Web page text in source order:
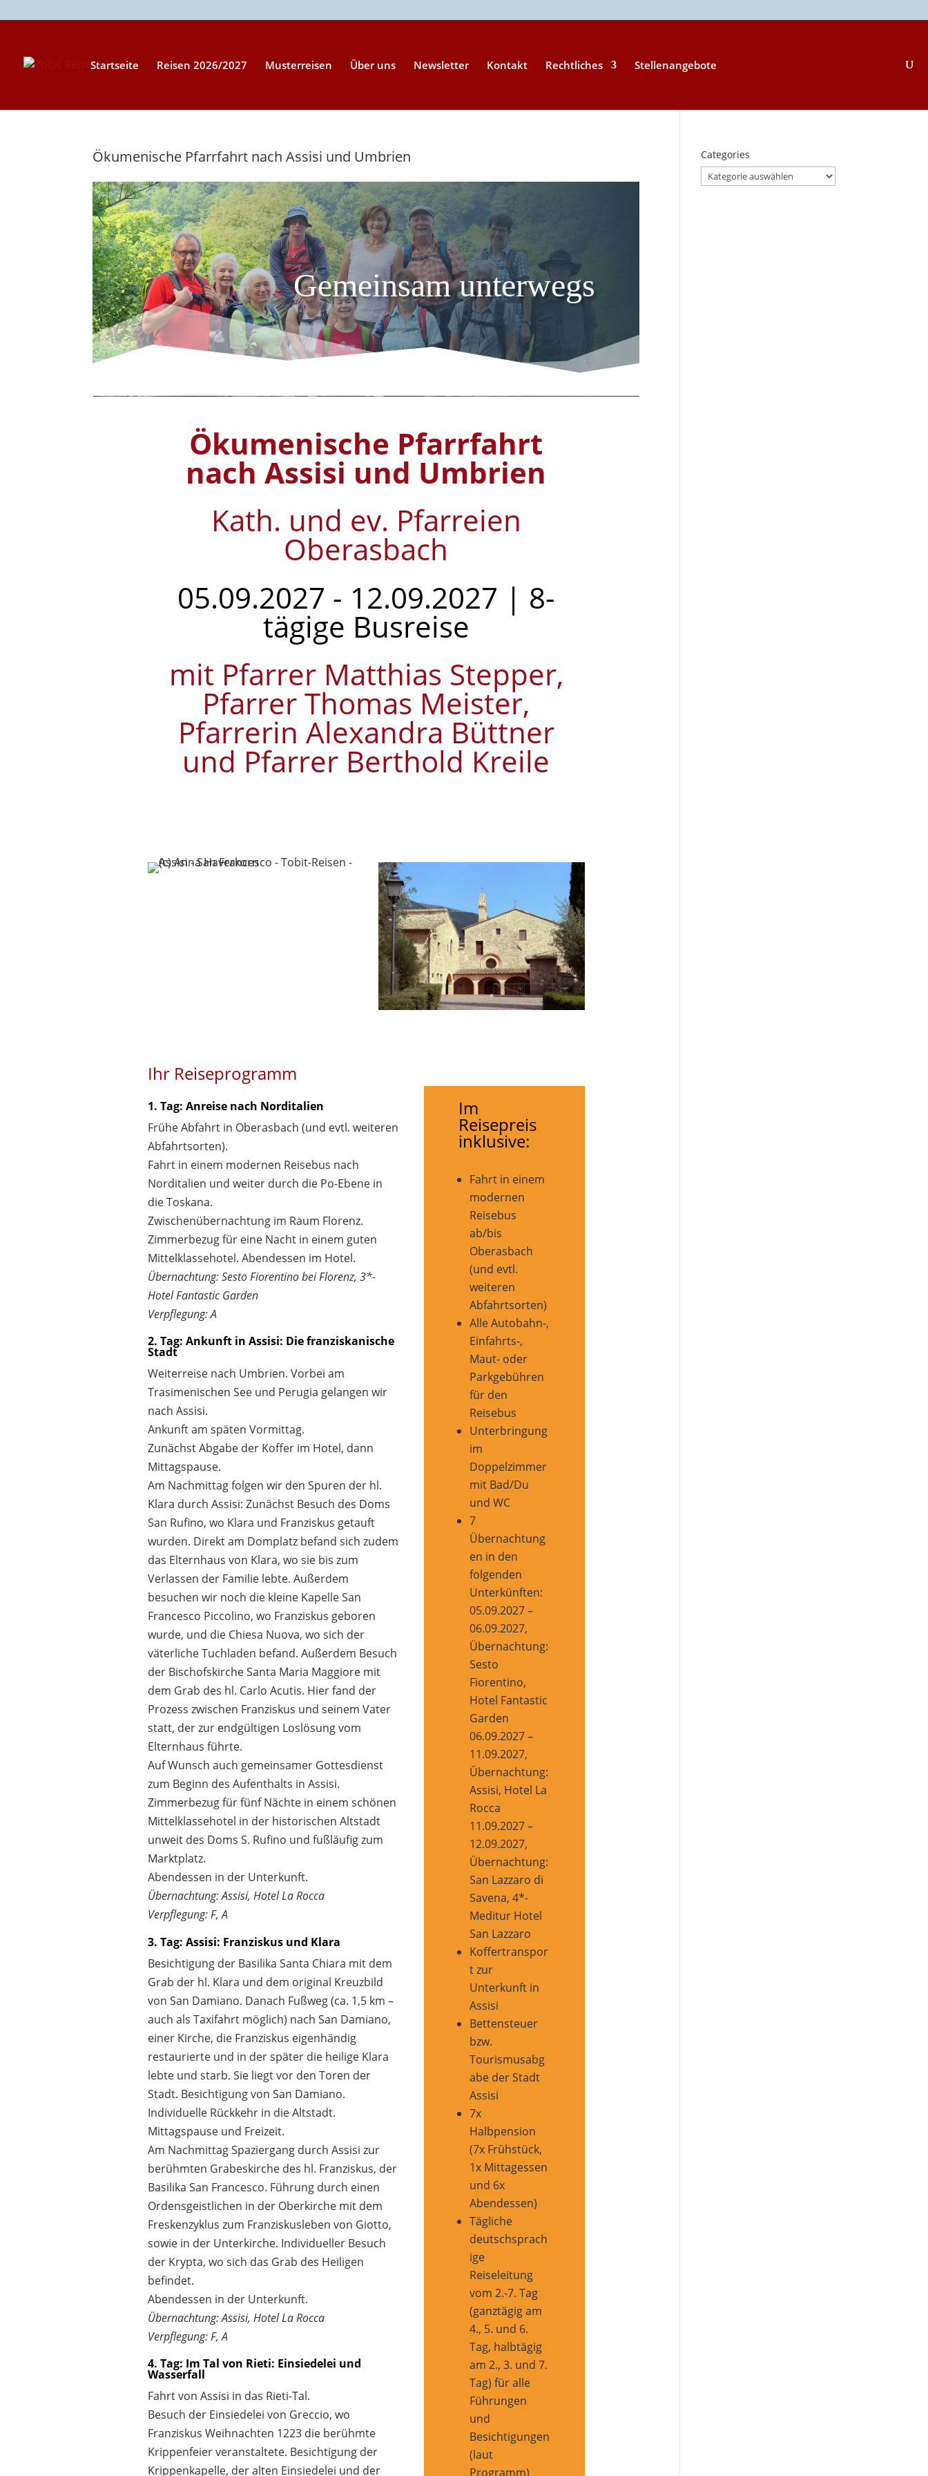
Startseite Reisen 2026/2027 Musterreisen Über uns Newsletter Kontakt Rechtliches Stellenangebote
Ökumenische Pfarrfahrt nach Assisi und Umbrien
Gemeinsam unterwegs
Ökumenische Pfarrfahrt
nach Assisi und Umbrien
Kath. und ev. Pfarreien
Oberasbach
05.09.2027 - 12.09.2027 | 8-
tägige Busreise
mit Pfarrer Matthias Stepper,
Pfarrer Thomas Meister,
Pfarrerin Alexandra Büttner
und Pfarrer Berthold Kreile
Ihr Reiseprogramm
1. Tag: Anreise nach Norditalien
Frühe Abfahrt in Oberasbach (und evtl. weiteren
Abfahrtsorten).
Fahrt in einem modernen Reisebus nach
Norditalien und weiter durch die Po-Ebene in
die Toskana.
Zwischenübernachtung im Raum Florenz.
Zimmerbezug für eine Nacht in einem guten
Mittelklassehotel. Abendessen im Hotel.
Übernachtung: Sesto Fiorentino bei Florenz, 3*-
Hotel Fantastic Garden
Verpflegung: A
2. Tag: Ankunft in Assisi: Die franziskanische
Stadt
Weiterreise nach Umbrien. Vorbei am
Trasimenischen See und Perugia gelangen wir
nach Assisi.
Ankunft am späten Vormittag.
Zunächst Abgabe der Koffer im Hotel, dann
Mittagspause.
Am Nachmittag folgen wir den Spuren der hl.
Klara durch Assisi: Zunächst Besuch des Doms
San Rufino, wo Klara und Franziskus getauft
wurden. Direkt am Domplatz befand sich zudem
das Elternhaus von Klara, wo sie bis zum
Verlassen der Familie lebte. Außerdem
besuchen wir noch die kleine Kapelle San
Francesco Piccolino, wo Franziskus geboren
wurde, und die Chiesa Nuova, wo sich der
väterliche Tuchladen befand. Außerdem Besuch
der Bischofskirche Santa Maria Maggiore mit
dem Grab des hl. Carlo Acutis. Hier fand der
Prozess zwischen Franziskus und seinem Vater
statt, der zur endgültigen Loslösung vom
Elternhaus führte.
Auf Wunsch auch gemeinsamer Gottesdienst
zum Beginn des Aufenthalts in Assisi.
Zimmerbezug für fünf Nächte in einem schönen
Mittelklassehotel in der historischen Altstadt
unweit des Doms S. Rufino und fußläufig zum
Marktplatz.
Abendessen in der Unterkunft.
Übernachtung: Assisi, Hotel La Rocca
Verpflegung: F, A
3. Tag: Assisi: Franziskus und Klara
Besichtigung der Basilika Santa Chiara mit dem
Grab der hl. Klara und dem original Kreuzbild
von San Damiano. Danach Fußweg (ca. 1,5 km –
auch als Taxifahrt möglich) nach San Damiano,
einer Kirche, die Franziskus eigenhändig
restaurierte und in der später die heilige Klara
lebte und starb. Sie liegt vor den Toren der
Stadt. Besichtigung von San Damiano.
Individuelle Rückkehr in die Altstadt.
Mittagspause und Freizeit.
Am Nachmittag Spaziergang durch Assisi zur
berühmten Grabeskirche des hl. Franziskus, der
Basilika San Francesco. Führung durch einen
Ordensgeistlichen in der Oberkirche mit dem
Freskenzyklus zum Franziskusleben von Giotto,
sowie in der Unterkirche. Individueller Besuch
der Krypta, wo sich das Grab des Heiligen
befindet.
Abendessen in der Unterkunft.
Übernachtung: Assisi, Hotel La Rocca
Verpflegung: F, A
4. Tag: Im Tal von Rieti: Einsiedelei und
Wasserfall
Fahrt von Assisi in das Rieti-Tal.
Besuch der Einsiedelei von Greccio, wo
Franziskus Weihnachten 1223 die berühmte
Krippenfeier veranstaltete. Besichtigung der
Krippenkapelle, der alten Einsiedelei und der
Im
Reisepreis
inklusive:
Fahrt in einem
modernen
Reisebus
ab/bis
Oberasbach
(und evtl.
weiteren
Abfahrtsorten)
Alle Autobahn-,
Einfahrts-,
Maut- oder
Parkgebühren
für den
Reisebus
Unterbringung
im
Doppelzimmer
mit Bad/Du
und WC
7
Übernachtung
en in den
folgenden
Unterkünften:
05.09.2027 –
06.09.2027,
Übernachtung:
Sesto
Fiorentino,
Hotel Fantastic
Garden
06.09.2027 –
11.09.2027,
Übernachtung:
Assisi, Hotel La
Rocca
11.09.2027 –
12.09.2027,
Übernachtung:
San Lazzaro di
Savena, 4*-
Meditur Hotel
San Lazzaro
Koffertranspor
t zur
Unterkunft in
Assisi
Bettensteuer
bzw.
Tourismusabg
abe der Stadt
Assisi
7x
Halbpension
(7x Frühstück,
1x Mittagessen
und 6x
Abendessen)
Tägliche
deutschsprach
ige
Reiseleitung
vom 2.-7. Tag
(ganztägig am
4., 5. und 6.
Tag, halbtägig
am 2., 3. und 7.
Tag) für alle
Führungen
und
Besichtigungen
(laut
Programm)
Categories
Categories